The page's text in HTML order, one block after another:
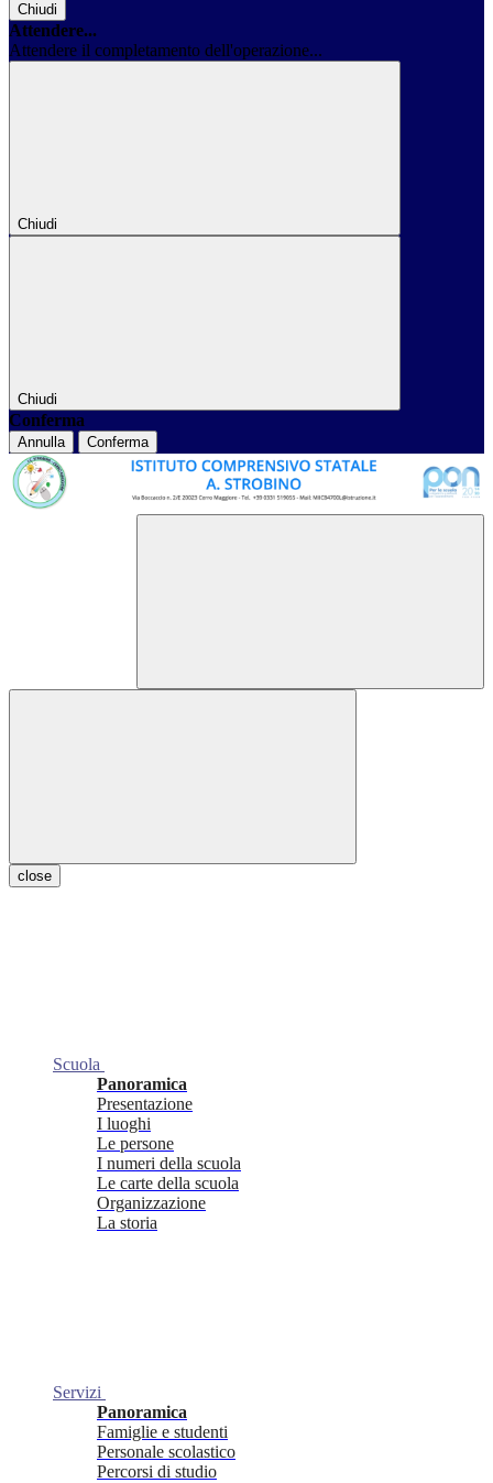
Chiudi
Attendere...
Attendere il completamento dell'operazione...
Chiudi
Chiudi
Conferma
Annulla Conferma
close
Scuola
Panoramica
Presentazione
I luoghi
Le persone
I numeri della scuola
Le carte della scuola
Organizzazione
La storia
Servizi
Panoramica
Famiglie e studenti
Personale scolastico
Percorsi di studio